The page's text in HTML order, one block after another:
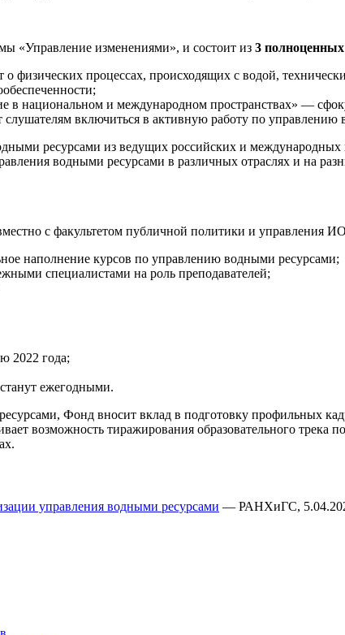
«Управление изменениями», и состоит из 3
о физических процессах, происходящих с водой,
в национальном и международном пространствах» —
включиться в активную работу по
ресурсами из ведущих российских и
водными ресурсами в различных отраслях и на
с факультетом публичной политики и
наполнение курсов по управлению водными ресурсами;
специалистами на роль преподавателей;
2022 года;
станут ежегодными.
Фонд вносит вклад в подготовку профильных
возможность тиражирования образовательного трека
управления водными ресурсами — РАНХиГС,